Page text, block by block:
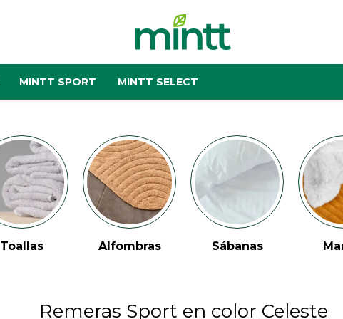
MINTT SPORT MINTT SELECT
Toallas Alfombras Sábanas
Remeras Sport en color Celeste